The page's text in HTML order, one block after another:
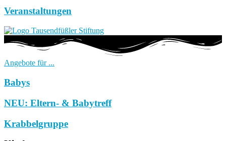
Veranstaltungen
Angebote für ...
Babys
NEU: Eltern- & Babytreff
Krabbelgruppe